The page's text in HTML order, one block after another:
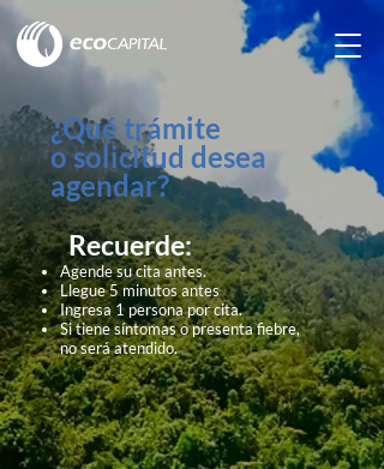
¿Qué trámite
o solicitud desea
agendar?
Recuerde:
Agende su cita antes.
Llegue 5 minutos antes
Ingresa 1 persona por cita.
Si tiene síntomas o presenta fiebre,
no será atendido.